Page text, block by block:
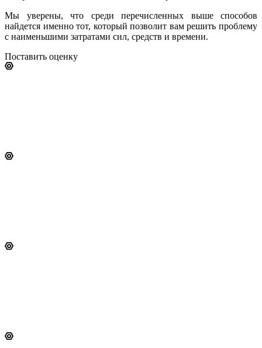
Мы уверены, что среди перечисленных выше способов
найдется именно тот, который позволит вам решить проблему
с наименьшими затратами сил, средств и времени.
Поставить оценку